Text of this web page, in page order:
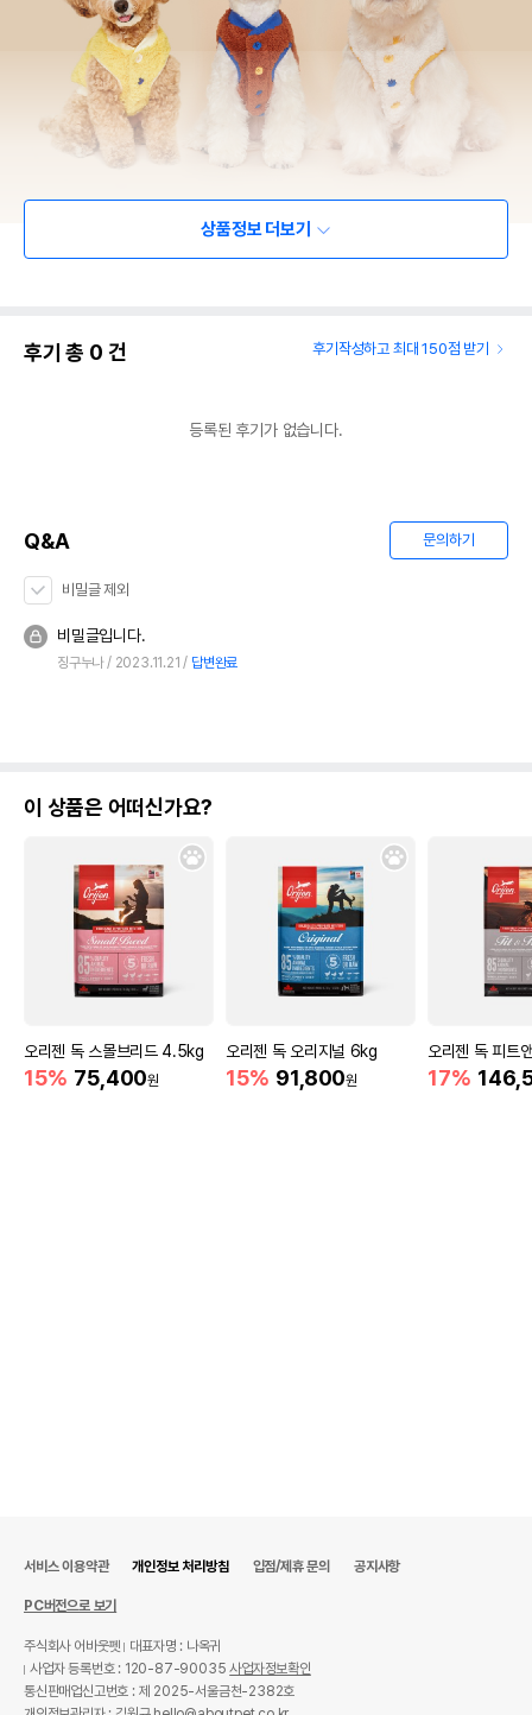
상품정보 더보기
후기 총 0 건 후기작성하고 최대 150점 받기
등록된 후기가 없습니다.
Q&A 문의하기
비밀글 제외
비밀글입니다.
징구누나 2023.11.21 답변완료
이 상품은 어떠신가요?
오리젠 독 스몰브리드 4.5kg
15% 75,400원
오리젠 독 오리지널 6kg
15% 91,800원
오리젠 독 피트
17%
서비스 이용약관 개인정보 처리방침 입점/제휴 문의 공지사항
PC버전으로 보기
주식회사 어바웃펫
대표자명 : 나옥귀
사업자 등록번호 : 120-87-90035사업자정보확인
통신판매업신고번호 : 제 2025-서울금천-2382호